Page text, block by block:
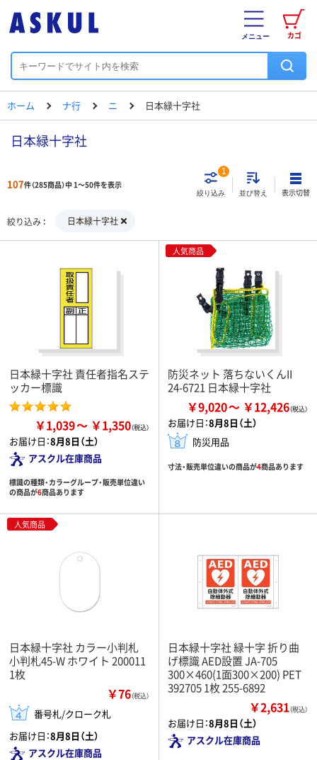
カゴ
メニュー
ホーム ナ行 ニ 日本緑十字社
日本緑十字社
107件（285商品）中 1～50件を表示
絞り込み
1
並び替え 表示切替
絞り込み 日本緑十字社
日本緑十字社 責任者指名ステ
ッカー標識
￥1,039 ￥1,350
お届け日：8月8日（土）
アスクル在庫商品
標識の種類・カラーグループ・販売単位違い
の商品が6商品あります
人気商品
防災ネット 落ちないくんII
24-6721 日本緑十字社
￥9,020 ￥12,426
お届け日：8月8日（土）
防災用品
寸法・販売単位違いの商品が4商品あります
人気商品
日本緑十字社 カラー小判札
小判札45-W ホワイト 200011
1枚
￥76（税込）
番号札/クローク札
お届け日：8月8日（土）
アスクル在庫商品
日本緑十字社 緑十字 折り曲
げ標識 AED設置 JA-705
300×460(1面300×200) PET
392705 1枚 255-6892
￥2,631（税込）
お届け日：8月8日（土）
アスクル在庫商品